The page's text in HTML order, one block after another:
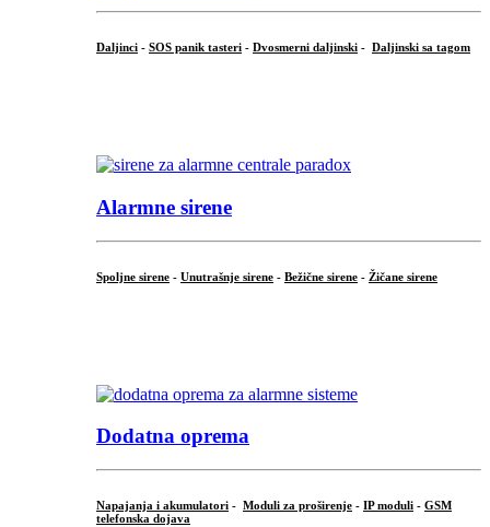
Daljinci - SOS panik tasteri - Dvosmerni daljinski - Daljinski sa tagom
Alarmne sirene
Spoljne sirene - Unutrašnje sirene - Bežične sirene - Žičane sirene
Dodatna oprema
Napajanja i akumulatori - Moduli za proširenje - IP moduli - GSM
telefonska dojava